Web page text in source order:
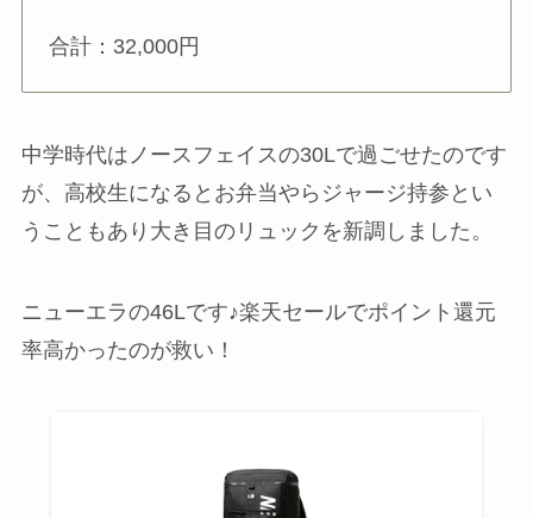
合計：32,000円
中学時代はノースフェイスの30Lで過ごせたのです
が、高校生になるとお弁当やらジャージ持参とい
うこともあり大き目のリュックを新調しました。
ニューエラの46Lです♪楽天セールでポイント還元
率高かったのが救い！